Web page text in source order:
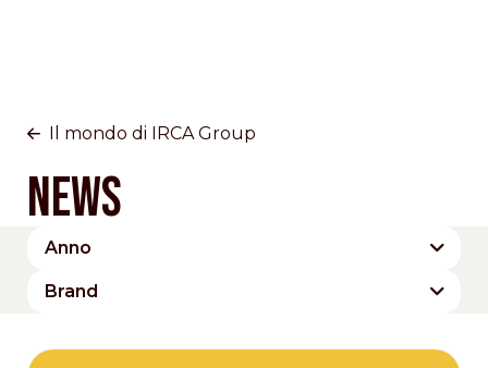
Il mondo di IRCA Group
News
Anno
2022
Brand